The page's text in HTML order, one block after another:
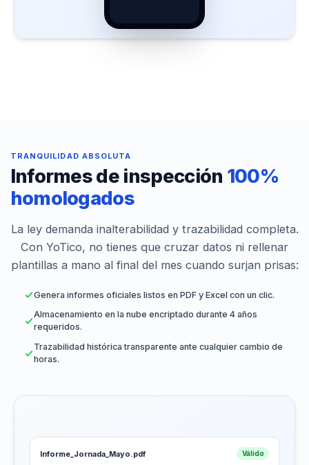
TRANQUILIDAD ABSOLUTA
Informes de inspección 100%
homologados
La ley demanda inalterabilidad y trazabilidad completa.
Con YoTico, no tienes que cruzar datos ni rellenar
plantillas a mano al final del mes cuando surjan prisas:
Genera informes oficiales listos en PDF y Excel con un clic.
Almacenamiento en la nube encriptado durante 4 años
requeridos.
Trazabilidad histórica transparente ante cualquier cambio de
horas.
Informe_Jornada_Mayo.pdf Válido